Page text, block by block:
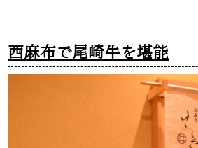
西麻布で尾崎牛を堪能